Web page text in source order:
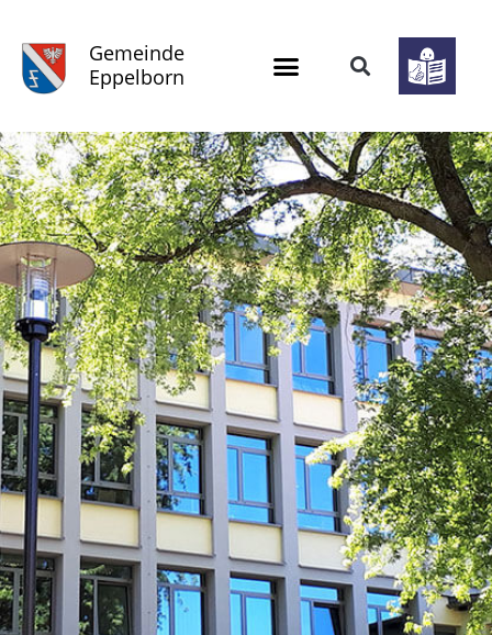
Gemeinde
Eppelborn